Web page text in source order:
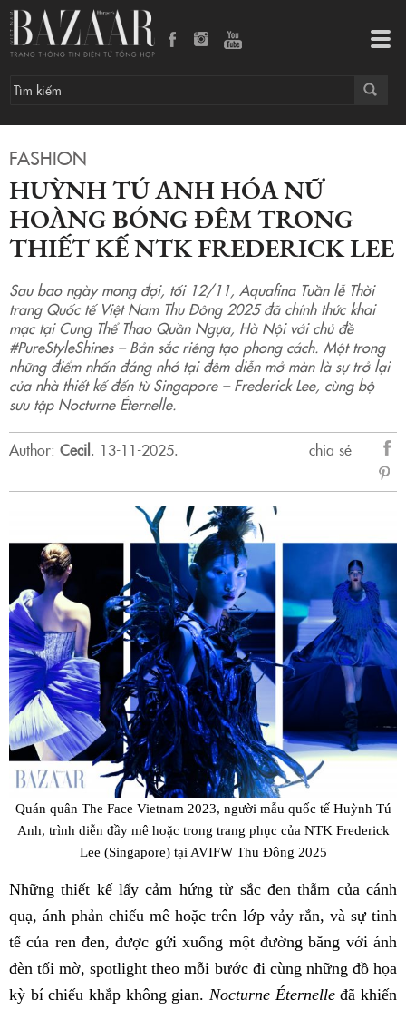
FASHION
HUỲNH TÚ ANH HÓA NỮ
HOÀNG BÓNG ĐÊM TRONG
THIẾT KẾ NTK FREDERICK LEE
Sau bao ngày mong đợi, tối 12/11, Aquafina Tuần lễ Thời
trang Quốc tế Việt Nam Thu Đông 2025 đã chính thức khai
mạc tại Cung Thể Thao Quần Ngựa, Hà Nội với chủ đề
#PureStyleShines – Bản sắc riêng tạo phong cách. Một trong
những điểm nhấn đáng nhớ tại đêm diễn mở màn là sự trở lại
của nhà thiết kế đến từ Singapore – Frederick Lee, cùng bộ
sưu tập Nocturne Éternelle.
Author: Cecil. 13-11-2025.
chia sẻ
sẻ
Quán quân The Face Vietnam 2023, người mẫu quốc tế Huỳnh Tú
Anh, trình diễn đầy mê hoặc trong trang phục của NTK Frederick
Lee (Singapore) tại AVIFW Thu Đông 2025
Những thiết kế lấy cảm hứng từ sắc đen thẫm của cánh
quạ, ánh phản chiếu mê hoặc trên lớp vảy rắn, và sự tinh
tế của ren đen, được gửi xuống một đường băng với ánh
đèn tối mờ, spotlight theo mỗi bước đi cùng những đồ họa
kỳ bí chiếu khắp không gian. Nocturne Éternelleđã khiến